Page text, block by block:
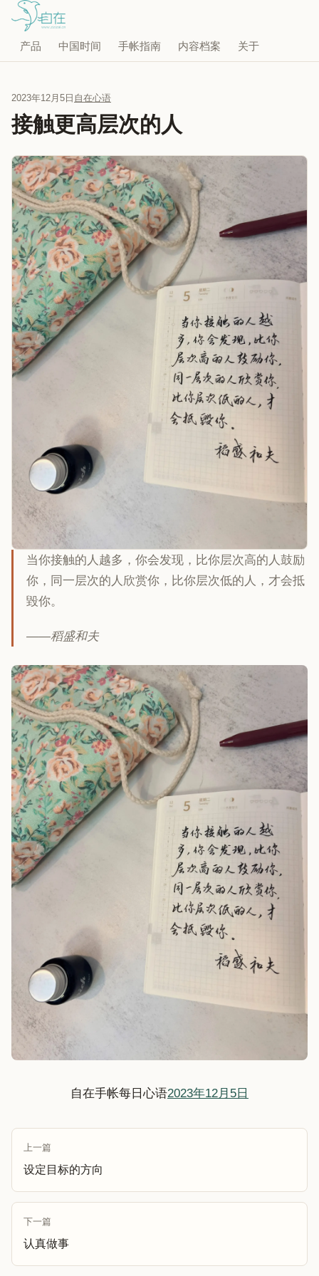
产品 中国时间 手帐指南 内容档案 关于
2023年12月5日 自在心语
接触更高层次的人
当你接触的人越多，你会发现，比你层次高的人鼓励
你，同一层次的人欣赏你，比你层次低的人，才会抵
毀你。
——稻盛和夫
自在手帐每日心语2023年12月5日
上一篇
设定目标的方向
下一篇
认真做事